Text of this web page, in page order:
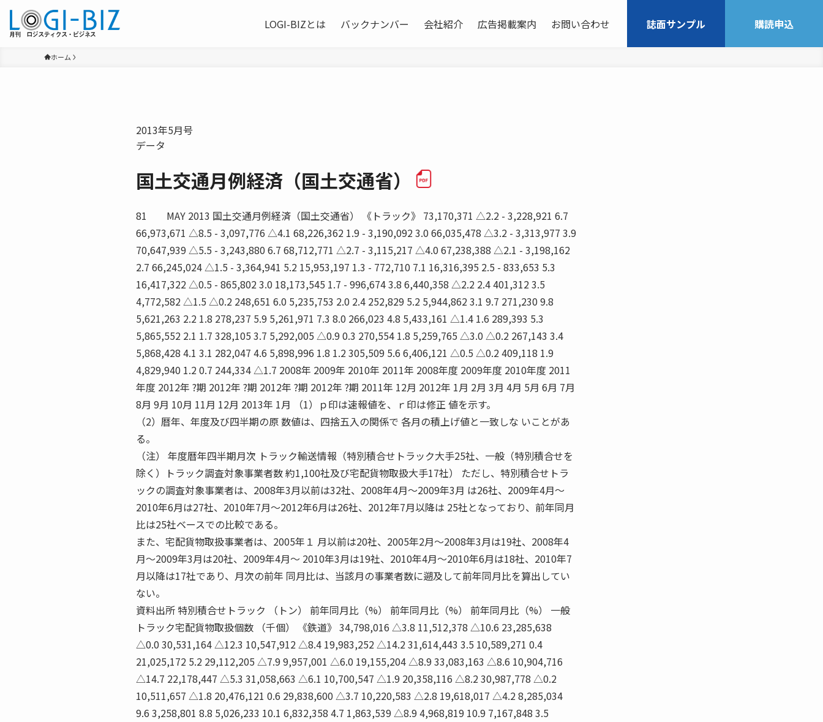
LOGI-BIZとは バックナンバー 会社紹介 広告掲載案内 お問い合わせ 誌面サンプル 購読申込
ホーム
2013年5月号
データ
国土交通月例経済（国土交通省）
81 MAY 2013 国土交通月例経済（国土交通省） 《トラック》 73,170,371 △2.2 - 3,228,921 6.7
66,973,671 △8.5 - 3,097,776 △4.1 68,226,362 1.9 - 3,190,092 3.0 66,035,478 △3.2 - 3,313,977 3.9
70,647,939 △5.5 - 3,243,880 6.7 68,712,771 △2.7 - 3,115,217 △4.0 67,238,388 △2.1 - 3,198,162
2.7 66,245,024 △1.5 - 3,364,941 5.2 15,953,197 1.3 - 772,710 7.1 16,316,395 2.5 - 833,653 5.3
16,417,322 △0.5 - 865,802 3.0 18,173,545 1.7 - 996,674 3.8 6,440,358 △2.2 2.4 401,312 3.5
4,772,582 △1.5 △0.2 248,651 6.0 5,235,753 2.0 2.4 252,829 5.2 5,944,862 3.1 9.7 271,230 9.8
5,621,263 2.2 1.8 278,237 5.9 5,261,971 7.3 8.0 266,023 4.8 5,433,161 △1.4 1.6 289,393 5.3
5,865,552 2.1 1.7 328,105 3.7 5,292,005 △0.9 0.3 270,554 1.8 5,259,765 △3.0 △0.2 267,143 3.4
5,868,428 4.1 3.1 282,047 4.6 5,898,996 1.8 1.2 305,509 5.6 6,406,121 △0.5 △0.2 409,118 1.9
4,829,940 1.2 0.7 244,334 △1.7 2008年 2009年 2010年 2011年 2008年度 2009年度 2010年度 2011
年度 2012年 ?期 2012年 ?期 2012年 ?期 2012年 ?期 2011年 12月 2012年 1月 2月 3月 4月 5月 6月 7月
8月 9月 10月 11月 12月 2013年 1月 （1）ｐ印は速報値を、ｒ印は修正 値を示す。
（2）暦年、年度及び四半期の原 数値は、四捨五入の関係で 各月の積上げ値と一致しな いことがあ
る。
（注） 年度暦年四半期月次 トラック輸送情報（特別積合せトラック大手25社、一般（特別積合せを
除く）トラック調査対象事業者数 約1,100社及び宅配貨物取扱大手17社） ただし、特別積合せトラ
ックの調査対象事業者は、2008年3月以前は32社、2008年4月〜2009年3月 は26社、2009年4月〜
2010年6月は27社、2010年7月〜2012年6月は26社、2012年7月以降は 25社となっており、前年同月
比は25社ベースでの比較である。
また、宅配貨物取扱事業者は、2005年１ 月以前は20社、2005年2月〜2008年3月は19社、2008年4
月〜2009年3月は20社、2009年4月〜 2010年3月は19社、2010年4月〜2010年6月は18社、2010年7
月以降は17社であり、月次の前年 同月比は、当該月の事業者数に遡及して前年同月比を算出してい
ない。
資料出所 特別積合せトラック （トン） 前年同月比（%） 前年同月比（%） 前年同月比（%） 一般
トラック宅配貨物取扱個数 （千個） 《鉄道》 34,798,016 △3.8 11,512,378 △10.6 23,285,638
△0.0 30,531,164 △12.3 10,547,912 △8.4 19,983,252 △14.2 31,614,443 3.5 10,589,271 0.4
21,025,172 5.2 29,112,205 △7.9 9,957,001 △6.0 19,155,204 △8.9 33,083,163 △8.6 10,904,716
△14.7 22,178,447 △5.3 31,058,663 △6.1 10,700,547 △1.9 20,358,116 △8.2 30,987,778 △0.2
10,511,657 △1.8 20,476,121 0.6 29,838,600 △3.7 10,220,583 △2.8 19,618,017 △4.2 8,285,034
9.6 3,258,801 8.8 5,026,233 10.1 6,832,358 4.7 1,863,539 △8.9 4,968,819 10.9 7,167,848 3.5